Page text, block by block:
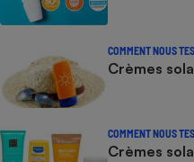
COMMENT NOUS
Crèmes
COMMENT NOUS
Crèmes